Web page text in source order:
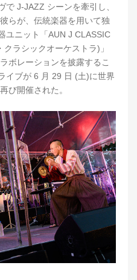
で J-JAZZ シーンを牽引し、
らが、伝統楽器を用いて独
ユニット「AUN J CLASSIC
ラシックオーケストラ)」
ボレーションを披露するこ
イブが 6 月 29 日 (土)に世界
び開催された。